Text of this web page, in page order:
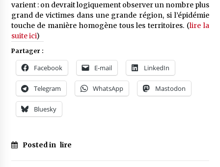
varient : on devrait logiquement observer un nombre plus
grand de victimes dans une grande région, si l’épidémie
touche de manière homogène tous les territoires. (lire la
suite ici)
Partager :
Facebook E-mail LinkedIn
Telegram WhatsApp Mastodon
Bluesky
Posted in lire